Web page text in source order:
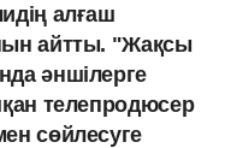
алғаш
айтты. "Жақсы
әншілерге
телепродюсер
сөйлесуге